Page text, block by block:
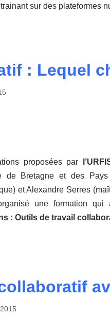
sur des plateformes
: Lequel
proposées par
de Bretagne et des
et Alexandre Serres
une formation
: Outils de travail